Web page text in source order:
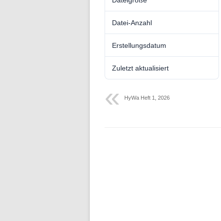
Folge 10 – Bodenkunde und
zum Schutz des Rheins
Folge 8 – Oeschger-Zentrum für
Folge 7 – Ökohydrologie
Datei-Anzahl
Erstellungsdatum
Zuletzt aktualisiert
HyWa Heft 1, 2026